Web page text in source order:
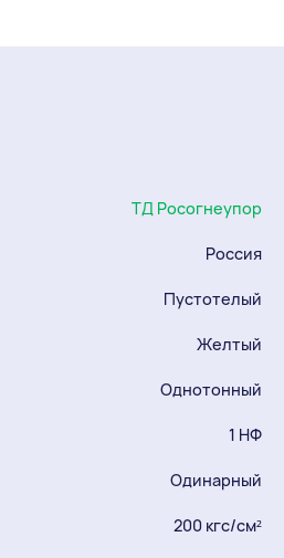
ТД Росогнеупор
Россия
Пустотелый
Желтый
Однотонный
1 НФ
Одинарный
200 кгс/см²